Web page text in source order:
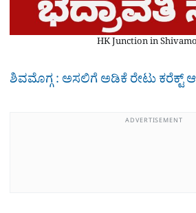
HK Junction in
ಶಿವಮೊಗ್ಗ : ಅಸಲಿಗೆ ಅಡಿಕೆ ರೇಟು ಕರೆಕ್ಟ್​
ADVERTISEMENT